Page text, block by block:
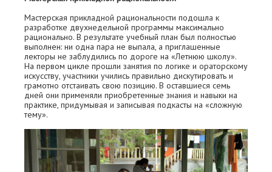
Мастерская прикладной рациональности подошла к
разработке двухнедельной программы максимально
рационально. В результате учебный план был полностью
выполнен: ни одна пара не выпала, а приглашенные
лекторы не заблудились по дороге на «Летнюю школу».
На первом цикле прошли занятия по логике и ораторскому
искусству, участники учились правильно дискутировать и
грамотно отстаивать свою позицию. В оставшиеся семь
дней они применяли приобретенные знания и навыки на
практике, придумывая и записывая подкасты на «сложную
тему».